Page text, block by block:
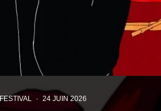
FESTIVAL · 24 JUIN 2026